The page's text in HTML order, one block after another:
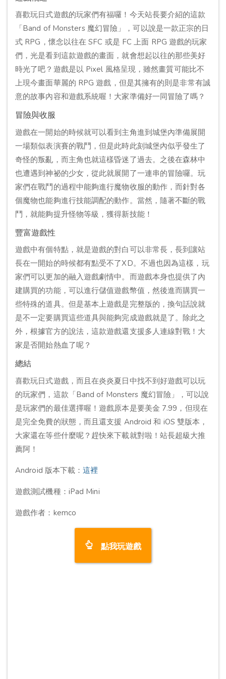
喜歡玩日式遊戲的玩家們有福囉！今天站長要介紹的這款
「Band of Monsters 魔幻冒險」，可以說是一款正宗的日
式 RPG，懷念以往在 SFC 或是 FC 上面 RPG 遊戲的玩家
們，光是看到這款遊戲的畫面，就會想起以往的那些美好
時光了吧？遊戲是以 Pixel 風格呈現，雖然畫質可能比不
上現今畫面華麗的 RPG 遊戲，但是其擁有的則是非常有誠
意的故事內容和遊戲系統喔！大家準備好一同冒險了嗎？
冒險與收服
遊戲在一開始的時候就可以看到主角進到城堡內準備展開
一場類似表演賽的戰鬥，但是此時此刻城堡內似乎發生了
奇怪的叛亂，而主角也就這樣昏迷了過去。之後在森林中
也遭遇到神祕的少女，從此就展開了一連串的冒險囉。玩
家們在戰鬥的過程中能夠進行魔物收服的動作，而針對各
個魔物也能夠進行技能調配的動作。當然，隨著不斷的戰
鬥，就能夠提升怪物等級，獲得新技能！
豐富遊戲性
遊戲中有個特點，就是遊戲的對白可以非常長，長到讓站
長在一開始的時候都有點受不了XD。不過也因為這樣，玩
家們可以更加的融入遊戲劇情中。而遊戲本身也提供了內
建購買的功能，可以進行儲值遊戲幣值，然後進而購買一
些特殊的道具。但是基本上遊戲是完整版的，換句話說就
是不一定要購買這些道具與能夠完成遊戲就是了。除此之
外，根據官方的說法，這款遊戲還支援多人連線對戰！大
家是否開始熱血了呢？
總結
喜歡玩日式遊戲，而且在炎炎夏日中找不到好遊戲可以玩
的玩家們，這款「Band of Monsters 魔幻冒險」，可以說
是玩家們的最佳選擇喔！遊戲原本是要美金 7.99，但現在
是完全免費的狀態，而且還支援 Android 和 iOS 雙版本，
大家還在等些什麼呢？趕快來下載就對啦！站長超級大推
薦阿！
Android 版本下載：這裡
遊戲測試機種：iPad Mini
遊戲作者：kemco
點我玩遊戲